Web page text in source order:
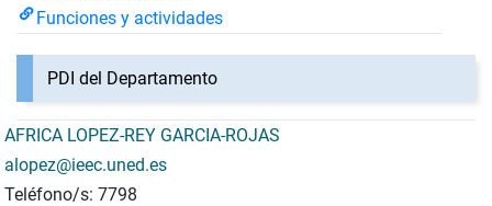
Funciones y actividades
PDI del Departamento
AFRICA LOPEZ-REY GARCIA-ROJAS
alopez@ieec.uned.es
Teléfono/s: 7798